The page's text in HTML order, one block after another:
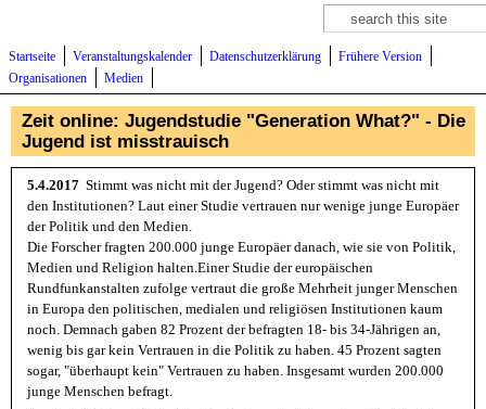
Suchformular
Suche
Startseite Veranstaltungskalender Datenschutzerklärung
Frühere Version
Organisationen
Medien
Zeit online: Jugendstudie "Generation What?" - Die
Jugend ist misstrauisch
5.4.2017 Stimmt was nicht mit der Jugend? Oder stimmt was nicht mit
den Institutionen? Laut einer Studie vertrauen nur wenige junge Europäer
der Politik und den Medien.
Die Forscher fragten 200.000 junge Europäer danach, wie sie von Politik,
Medien und Religion halten.Einer Studie der europäischen
Rundfunkanstalten zufolge vertraut die große Mehrheit junger Menschen
in Europa den politischen, medialen und religiösen Institutionen kaum
noch. Demnach gaben 82 Prozent der befragten 18- bis 34-Jährigen an,
wenig bis gar kein Vertrauen in die Politik zu haben. 45 Prozent sagten
sogar, "überhaupt kein" Vertrauen zu haben. Insgesamt wurden 200.000
junge Menschen befragt.